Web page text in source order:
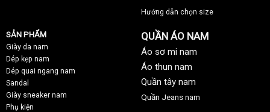
Hướng dẫn chọn size
SẢN PHẨM
Giày da nam
Dép kẹp nam
Dép quai ngang nam
Sandal
Giày sneaker nam
Phụ kiện
QUẦN ÁO NAM
Áo sơ mi nam
Áo thun nam
Quần tây nam
Quần Jeans nam